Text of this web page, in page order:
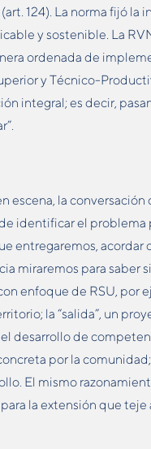
124). La norma fijó
y sostenible. La
ordenada de
y Técnico-
integral; es decir,
escena, la
identificar el
entregaremos, acordar
miraremos para saber
enfoque de RSU, por
la “salida”, un
el desarrollo de
por la
El mismo
la extensión que teje